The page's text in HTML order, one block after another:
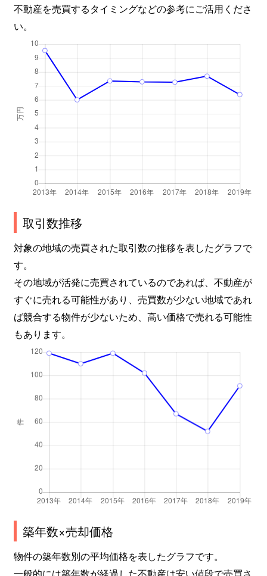
不動産を売買するタイミングなどの参考にご活用くださ
い。
取引数推移
対象の地域の売買された取引数の推移を表したグラフで
す。
その地域が活発に売買されているのであれば、不動産が
すぐに売れる可能性があり、売買数が少ない地域であれ
ば競合する物件が少ないため、高い価格で売れる可能性
もあります。
築年数×売却価格
物件の築年数別の平均価格を表したグラフです。
一般的には築年数が経過した不動産は安い値段で売買さ